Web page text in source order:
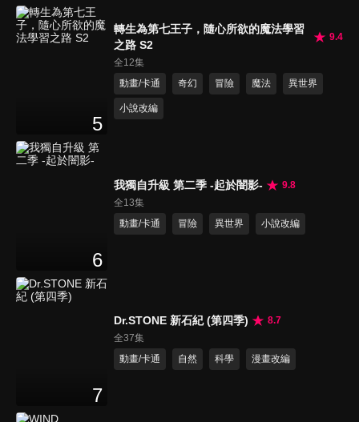
5
轉生為第七王子，隨心所欲的魔法學習
之路 S2
9.4
全12集
動畫/卡通
奇幻 冒險 魔法 異世界
小說改編
6
我獨自升級 第二季 -起於闇影-
9.8
全13集
動畫/卡通
冒險 異世界 小說改編
7
Dr.STONE 新石紀 (第四季)
8.7
全37集
動畫/卡通
自然 科學 漫畫改編